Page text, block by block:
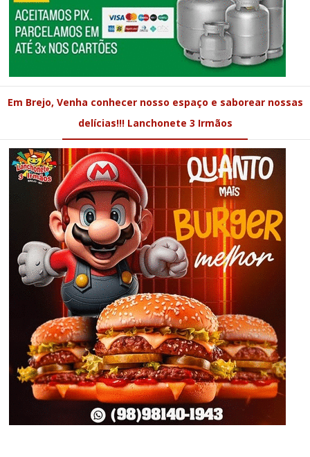
Em Brejo, Venha conhecer nosso espaço e saborear nossas
delícias!!! Lanchonete 3 Irmãos